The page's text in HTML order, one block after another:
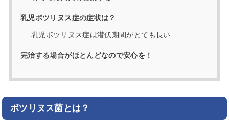
乳児ボツリヌス症の症状は？
乳児ボツリヌス症は潜伏期間がとても長い
完治する場合がほとんどなので安心を！
ボツリヌス菌とは？